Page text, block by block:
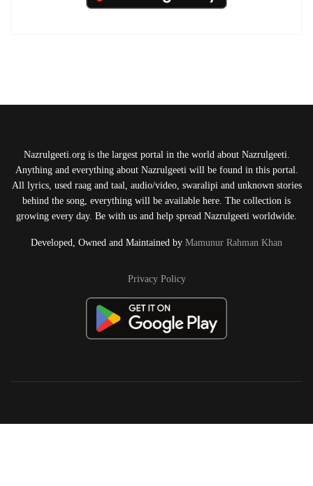
Nazrulgeeti.org is the largest portal in the world about Nazrulgeeti.
Anything and everything about Nazrulgeeti will be found in this portal.
All lyrics, used raag and taal, audio/video, swaralipi and unknown stories
behind the song, everything will be available here. The collection is
growing every day. Be with us and help spread Nazrulgeeti worldwide.
Developed, Owned and Maintained by Mamunur Rahman Khan
Privacy Policy